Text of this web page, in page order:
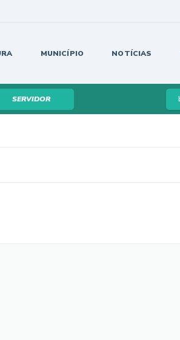
MUNICÍPIO NOTÍCIAS
SERVIDOR